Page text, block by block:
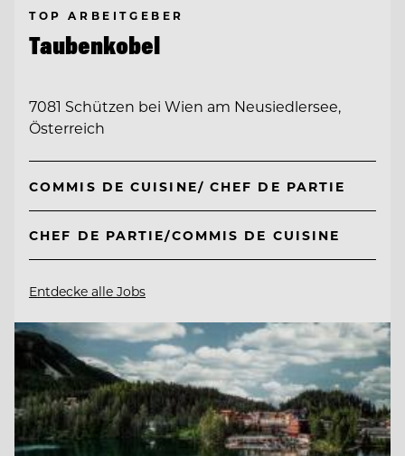
TOP ARBEITGEBER
Taubenkobel
7081 Schützen bei Wien am Neusiedlersee,
Österreich
COMMIS DE CUISINE/ CHEF DE PARTIE
CHEF DE PARTIE/COMMIS DE CUISINE
Entdecke alle Jobs